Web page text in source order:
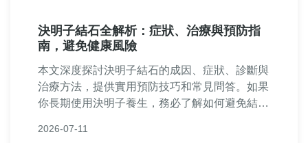
決明子結石全解析：症狀、治療與預防指
南，避免健康風險
本文深度探討決明子結石的成因、症狀、診斷與
治療方法，提供實用預防技巧和常見問答。如果
你長期使用決明子養生，務必了解如何避免結石
例，幫助你做出明智決策。
2026-07-11